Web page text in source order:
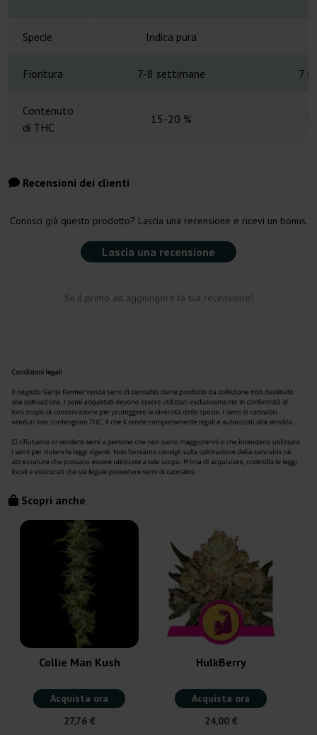
Specie Indica pura
Fioritura 7-8 settimane 7
Contenuto
di THC
15-20 %
Recensioni dei clienti
Conosci già questo prodotto? Lascia una recensione e ricevi un bonus.
Lascia una recensione
Sii il primo ad aggiungere la tua recensione!
Scopri anche
Collie Man Kush
Acquista ora
27,76 €
HulkBerry
Acquista ora
24,00 €